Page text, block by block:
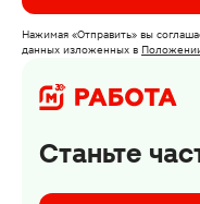
Нажимая «Отправить» вы
данных изложенных в
Станьте